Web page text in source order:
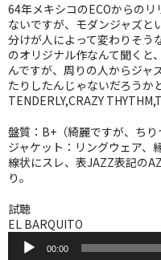
ROCK
FOLK,SSW
WORLD
その他
7INC
Webのみ no.1
64年メキシコのECOからの
ないですが、モダンジャズと
分けが人によって変わりそう
のオリジナル作なんて聞くと
んですが、周りの人からジャ
たりしたんじゃないだろうか
TENDERLY,CRAZY
盤質：B+（綺麗ですが、ちり
ジャケット：リングウェア、
線状にスレ、表JAZZ表記の
り。
試聴
EL BARQUITO
00:00